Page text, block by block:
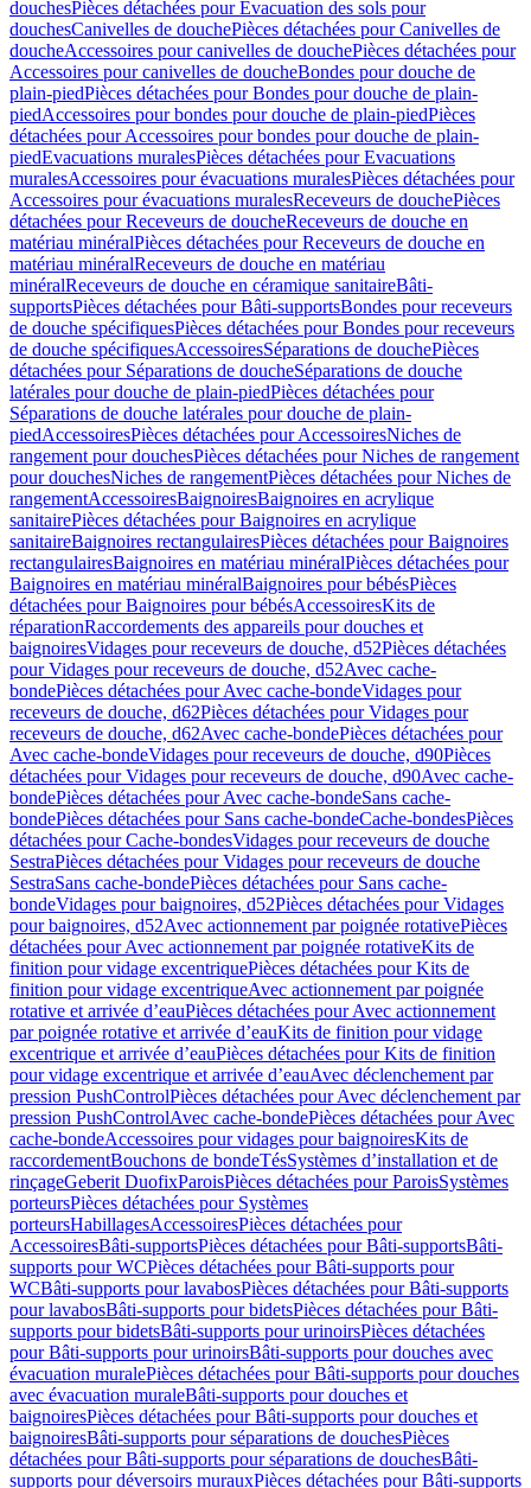
douchesPièces détachées pour Évacuation des sols pour
douchesCanivelles de douchePièces détachées pour Canivelles de
doucheAccessoires pour canivelles de douchePièces détachées pour
Accessoires pour canivelles de doucheBondes pour douche de
plain-piedPièces détachées pour Bondes pour douche de plain-
piedAccessoires pour bondes pour douche de plain-piedPièces
détachées pour Accessoires pour bondes pour douche de plain-
piedEvacuations muralesPièces détachées pour Evacuations
muralesAccessoires pour évacuations muralesPièces détachées pour
Accessoires pour évacuations muralesReceveurs de douchePièces
détachées pour Receveurs de doucheReceveurs de douche en
matériau minéralPièces détachées pour Receveurs de douche en
matériau minéralReceveurs de douche en matériau
minéralReceveurs de douche en céramique sanitaireBâti-
supportsPièces détachées pour Bâti-supportsBondes pour receveurs
de douche spécifiquesPièces détachées pour Bondes pour receveurs
de douche spécifiquesAccessoiresSéparations de douchePièces
détachées pour Séparations de doucheSéparations de douche
latérales pour douche de plain-piedPièces détachées pour
Séparations de douche latérales pour douche de plain-
piedAccessoiresPièces détachées pour AccessoiresNiches de
rangement pour douchesPièces détachées pour Niches de rangement
pour douchesNiches de rangementPièces détachées pour Niches de
rangementAccessoiresBaignoiresBaignoires en acrylique
sanitairePièces détachées pour Baignoires en acrylique
sanitaireBaignoires rectangulairesPièces détachées pour Baignoires
rectangulairesBaignoires en matériau minéralPièces détachées pour
Baignoires en matériau minéralBaignoires pour bébésPièces
détachées pour Baignoires pour bébésAccessoiresKits de
réparationRaccordements des appareils pour douches et
baignoiresVidages pour receveurs de douche, d52Pièces détachées
pour Vidages pour receveurs de douche, d52Avec cache-
bondePièces détachées pour Avec cache-bondeVidages pour
receveurs de douche, d62Pièces détachées pour Vidages pour
receveurs de douche, d62Avec cache-bondePièces détachées pour
Avec cache-bondeVidages pour receveurs de douche, d90Pièces
détachées pour Vidages pour receveurs de douche, d90Avec cache-
bondePièces détachées pour Avec cache-bondeSans cache-
bondePièces détachées pour Sans cache-bondeCache-bondesPièces
détachées pour Cache-bondesVidages pour receveurs de douche
SestraPièces détachées pour Vidages pour receveurs de douche
SestraSans cache-bondePièces détachées pour Sans cache-
bondeVidages pour baignoires, d52Pièces détachées pour Vidages
pour baignoires, d52Avec actionnement par poignée rotativePièces
détachées pour Avec actionnement par poignée rotativeKits de
finition pour vidage excentriquePièces détachées pour Kits de
finition pour vidage excentriqueAvec actionnement par poignée
rotative et arrivée d’eauPièces détachées pour Avec actionnement
par poignée rotative et arrivée d’eauKits de finition pour vidage
excentrique et arrivée d’eauPièces détachées pour Kits de finition
pour vidage excentrique et arrivée d’eauAvec déclenchement par
pression PushControlPièces détachées pour Avec déclenchement par
pression PushControlAvec cache-bondePièces détachées pour Avec
cache-bondeAccessoires pour vidages pour baignoiresKits de
raccordementBouchons de bondeTésSystèmes d’installation et de
rinçageGeberit DuofixParoisPièces détachées pour ParoisSystèmes
porteursPièces détachées pour Systèmes
porteursHabillagesAccessoiresPièces détachées pour
AccessoiresBâti-supportsPièces détachées pour Bâti-supportsBâti-
supports pour WCPièces détachées pour Bâti-supports pour
WCBâti-supports pour lavabosPièces détachées pour Bâti-supports
pour lavabosBâti-supports pour bidetsPièces détachées pour Bâti-
supports pour bidetsBâti-supports pour urinoirsPièces détachées
pour Bâti-supports pour urinoirsBâti-supports pour douches avec
évacuation muralePièces détachées pour Bâti-supports pour douches
avec évacuation muraleBâti-supports pour douches et
baignoiresPièces détachées pour Bâti-supports pour douches et
baignoiresBâti-supports pour séparations de douchesPièces
détachées pour Bâti-supports pour séparations de douchesBâti-
supports pour déversoirs murauxPièces détachées pour Bâti-supports